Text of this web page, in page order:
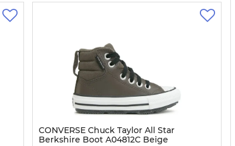
CONVERSE Chuck Taylor All Star
Berkshire Boot A04812C Beige